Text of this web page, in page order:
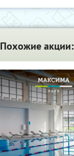
Похожие акции: